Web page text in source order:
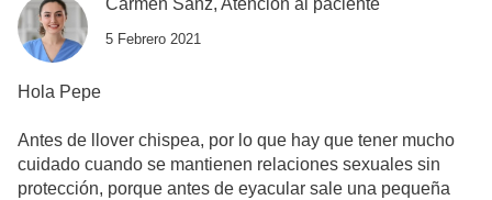
Carmen Sanz, Atención al paciente
5 Febrero 2021
Hola Pepe
Antes de llover chispea, por lo que hay que tener mucho
cuidado cuando se mantienen relaciones sexuales sin
protección, porque antes de eyacular sale una pequeña